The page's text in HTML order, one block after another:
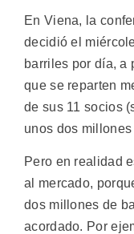
En Viena, la
decidió el
barriles por día, a
que se reparten
de sus 11 socios
unos dos
Pero en realidad
al mercado,
dos millones de
acordado. Por